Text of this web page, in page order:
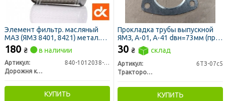
Элемент фильтр. масляный
МАЗ (ЯМЗ 8401, 8421) метал.
глухой <ДК>
180 ₴ в наличии
Артикул:
840-1012038-12
Дорожня карта
КУПИТЬ
Прокладка трубы выпускной
ЯМЗ, А-01, А-41 dвн=73мм (пр-
во ЛЗТД)
30 ₴ склад
Артикул:
6ТЗ-07с5
Трактородеталь г. Лозовая
КУПИТЬ